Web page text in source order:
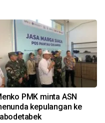
PMK minta ASN
kepulangan ke